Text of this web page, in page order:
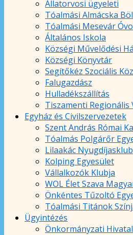
Állatorvosi ügyeleti
Tóalmási Almácska
Tóalmási Mesevár
Általános Iskola
Községi Művelődési
Községi Könyvtár
Segítőkéz Szociális
Falugazdász
Hulladékszállítás
Tiszamenti Regionális
Egyház és Civilszervezetek
Szent András Római
Tóalmás Polgárőr
Lilaakác Nyugdíjasklub
Kolping Egyesület
Vállalkozók Klubja
WOL Élet Szava
Önkéntes Tűzoltó
Tóalmási Titánok
Ügyintézés
Önkormányzati